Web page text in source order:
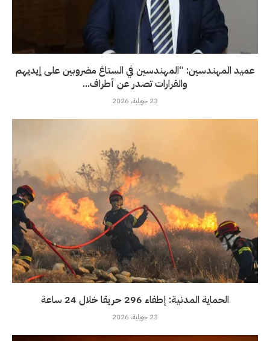
عميد المهندسين: “المهندسين في الستاغ مضروبين على إيديهم
والقرارات تصدر عن أطراف...
23 جويلية، 2026
الحماية المدنية: إطفاء 296 حريقا خلال 24 ساعة
23 جويلية، 2026